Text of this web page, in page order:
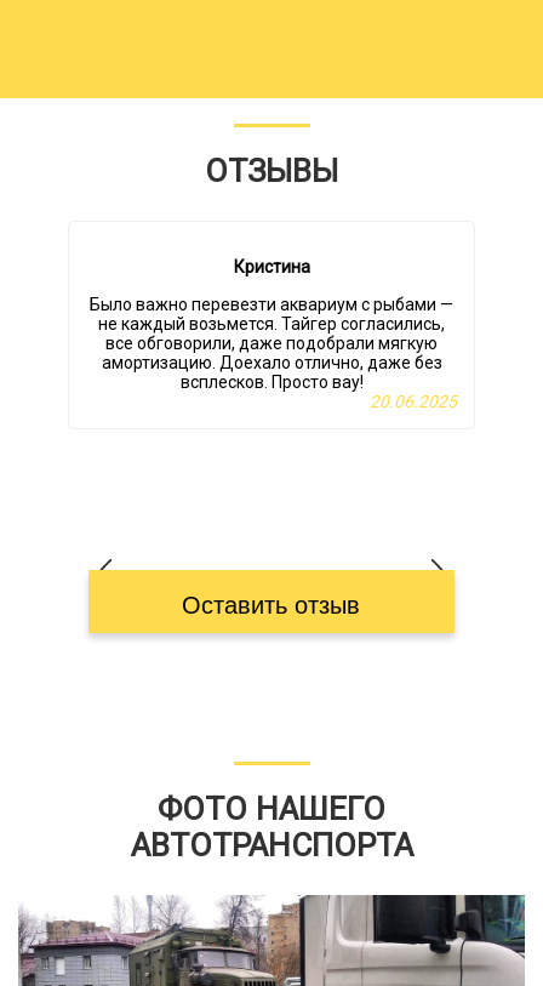
ОТЗЫВЫ
Кристина
Было важно перевезти аквариум с рыбами —
не каждый возьмется. Тайгер согласились,
все обговорили, даже подобрали мягкую
амортизацию. Доехало отлично, даже без
всплесков. Просто вау!
20.06.2025
Оставить отзыв
ФОТО НАШЕГО
АВТОТРАНСПОРТА